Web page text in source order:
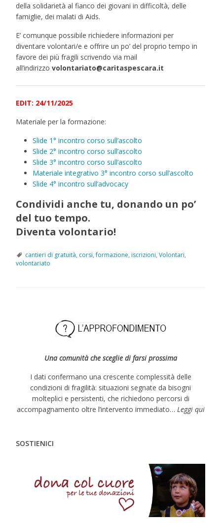
della solidarietà al fianco dei giovani in difficoltà, delle
famiglie, dei malati di Aids.
E’ comunque possibile richiedere informazioni per
diventare volontari/e e offrire un po’ del proprio tempo in
favore dei più fragili scrivendo via mail
all’indirizzovolontariato@caritaspescara.it
EDIT: 24/11/2025
Materiale per la formazione:
Slide 1° incontro corso sull’ascolto
Slide 2° incontro corso sull’ascolto
Slide 3° incontro corso sull’ascolto
Materiale integrativo 3° incontro corso sull’ascolto
Slide 4° incontro sull’advocacy
Condividi anche tu, donando un po’
del tuo tempo.
Diventa volontario!
cantieri di gratuità, corsi,formazione,iscrizioni,Volontari,
volontariato
Una comunità che sceglie di farsi prossima
I dati confermano una crescente complessità delle
condizioni di fragilità: situazioni segnate da bisogni
molteplici e persistenti, che richiedono percorsi di
accompagnamento oltre l’intervento immediato… Leggi qui
SOSTIENICI